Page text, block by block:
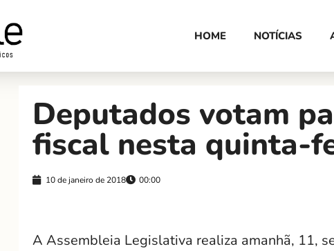
HOME NOTÍCIAS
Deputados votam
fiscal nesta quinta-
10 de janeiro de 2018 00:00
A Assembleia Legislativa realiza amanhã, 11,